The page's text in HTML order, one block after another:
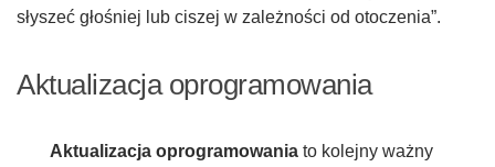
słyszeć głośniej lub ciszej w zależności od otoczenia”.
Aktualizacja oprogramowania
Aktualizacja oprogramowania to kolejny ważny